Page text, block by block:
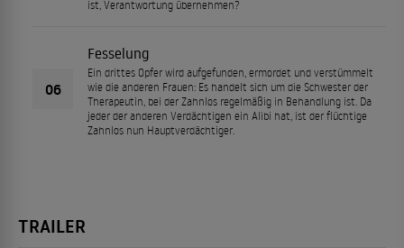
ist, Verantwortung übernehmen?
06
Fesselung
Ein drittes Opfer wird aufgefunden, ermordet und verstümmelt
wie die anderen Frauen: Es handelt sich um die Schwester der
Therapeutin, bei der Zahnlos regelmäßig in Behandlung ist. Da
jeder der anderen Verdächtigen ein Alibi hat, ist der flüchtige
Zahnlos nun Hauptverdächtiger.
TRAILER